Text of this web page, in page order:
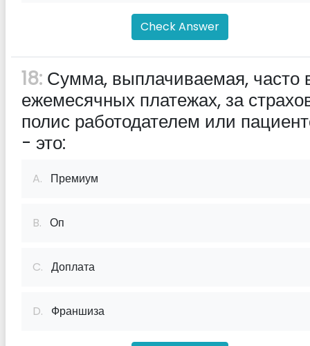
Check Answer
18: Сумма, выплачиваемая, часто
ежемесячных платежах, за
полис работодателем или
- это:
A. Премиум
B. Оп
C. Доплата
D. Франшиза